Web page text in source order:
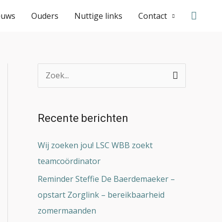
Ouders Nuttige links Contact
k
n
a
Recente berichten
Wij zoeken jou! LSC WBB zoekt
teamcoördinator
Reminder Steffie De Baerdemaeker –
opstart Zorglink – bereikbaarheid
zomermaanden